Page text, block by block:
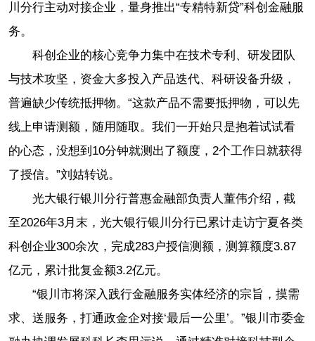
川分行主动对接企业，量身推出“专精特新贷”科创金融服
务。
科创企业的核心竞争力集中在技术专利、研发团队
与技术攻坚，资金大多投入产品迭代、科研设备升级，
普遍缺少传统抵押物。“这款产品不需要抵押物，可以先
线上申请测额，随用随取。我们一开始只是抱着试试看
的心态，没想到10分钟就测出了额度，2个工作日就获得
了授信。”刘姑转说。
光大银行银川分行普惠金融部负责人董伟介绍，截
至2026年3月末，光大银行银川分行已累计走访宁夏各类
科创企业300余次，完成283户授信测额，测算额度3.87
亿元，累计批复金额3.2亿元。
“银川市将深入践行金融服务实体经济的宗旨，摸需
求、送服务，打通政金企对接‘最后一公里’。”银川市委金